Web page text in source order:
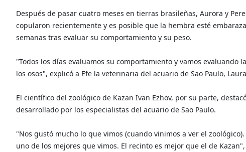
Después de pasar cuatro meses en tierras brasileñas, Aurora y
copularon recientemente y es posible que la hembra esté
semanas tras evaluar su comportamiento y su peso.
"Todos los días evaluamos su comportamiento y vamos evaluando
los osos", explicó a Efe la veterinaria del acuario de Sao Paulo,
El científico del zoológico de Kazan Ivan Ezhov, por su parte,
desarrollado por los especialistas del acuario de Sao Paulo.
"Nos gustó mucho lo que vimos (cuando vinimos a ver el
uno de los mejores que vimos. El recinto es mejor que el de Kazan",